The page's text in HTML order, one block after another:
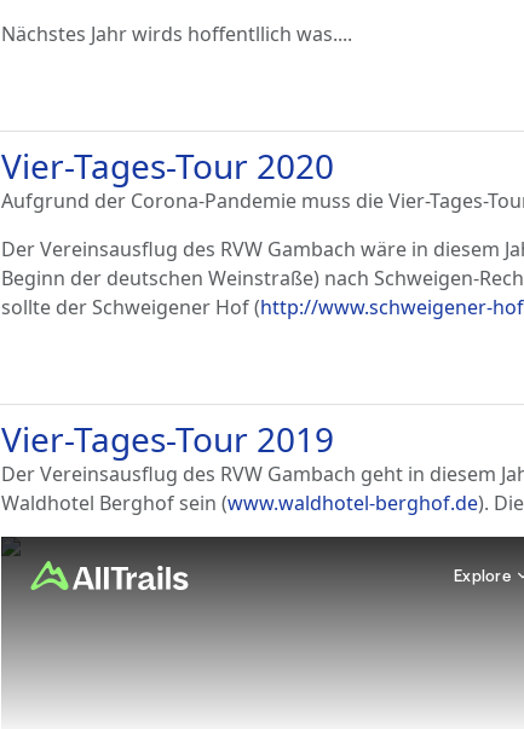
Nächstes Jahr wirds hoffentllich was....
Vier-Tages-Tour 2020
Aufgrund der Corona-Pandemie muss die Vier-Tages-
Der Vereinsausflug des RVW Gambach wäre in diesem
Beginn der deutschen Weinstraße) nach Schweigen-
sollte der Schweigener Hof (http://www.schweigener-
Vier-Tages-Tour 2019
Der Vereinsausflug des RVW Gambach geht in diesem
Waldhotel Berghof sein (www.waldhotel-berghof.de).